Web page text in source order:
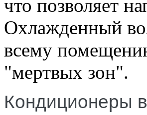
что позволяет
Охлажденный
всему
"мертвых зон".
Кондиционеры